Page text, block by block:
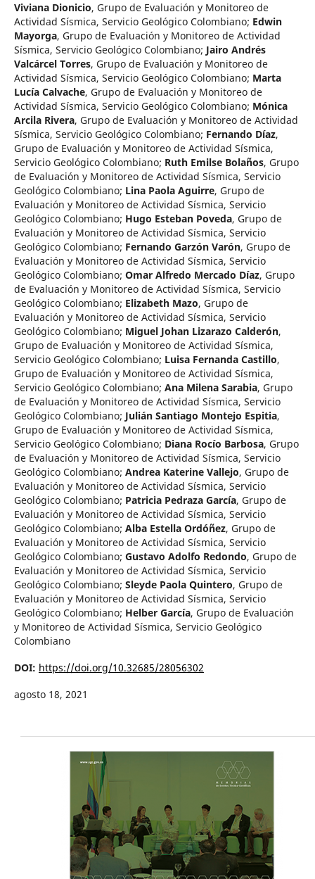
Viviana Dionicio, Grupo de Evaluación y Monitoreo de
Actividad Sísmica, Servicio Geológico Colombiano; Edwin
Mayorga, Grupo de Evaluación y Monitoreo de Actividad
Sísmica, Servicio Geológico Colombiano; Jairo Andrés
Valcárcel Torres, Grupo de Evaluación y Monitoreo de
Actividad Sísmica, Servicio Geológico Colombiano; Marta
Lucía Calvache, Grupo de Evaluación y Monitoreo de
Actividad Sísmica, Servicio Geológico Colombiano; Mónica
Arcila Rivera, Grupo de Evaluación y Monitoreo de Actividad
Sísmica, Servicio Geológico Colombiano; Fernando Díaz,
Grupo de Evaluación y Monitoreo de Actividad Sísmica,
Servicio Geológico Colombiano; Ruth Emilse Bolaños, Grupo
de Evaluación y Monitoreo de Actividad Sísmica, Servicio
Geológico Colombiano; Lina Paola Aguirre, Grupo de
Evaluación y Monitoreo de Actividad Sísmica, Servicio
Geológico Colombiano; Hugo Esteban Poveda, Grupo de
Evaluación y Monitoreo de Actividad Sísmica, Servicio
Geológico Colombiano; Fernando Garzón Varón, Grupo de
Evaluación y Monitoreo de Actividad Sísmica, Servicio
Geológico Colombiano; Omar Alfredo Mercado Díaz, Grupo
de Evaluación y Monitoreo de Actividad Sísmica, Servicio
Geológico Colombiano; Elizabeth Mazo, Grupo de
Evaluación y Monitoreo de Actividad Sísmica, Servicio
Geológico Colombiano; Miguel Johan Lizarazo Calderón,
Grupo de Evaluación y Monitoreo de Actividad Sísmica,
Servicio Geológico Colombiano; Luisa Fernanda Castillo,
Grupo de Evaluación y Monitoreo de Actividad Sísmica,
Servicio Geológico Colombiano; Ana Milena Sarabia, Grupo
de Evaluación y Monitoreo de Actividad Sísmica, Servicio
Geológico Colombiano; Julián Santiago Montejo Espitia,
Grupo de Evaluación y Monitoreo de Actividad Sísmica,
Servicio Geológico Colombiano; Diana Rocío Barbosa, Grupo
de Evaluación y Monitoreo de Actividad Sísmica, Servicio
Geológico Colombiano; Andrea Katerine Vallejo, Grupo de
Evaluación y Monitoreo de Actividad Sísmica, Servicio
Geológico Colombiano; Patricia Pedraza García, Grupo de
Evaluación y Monitoreo de Actividad Sísmica, Servicio
Geológico Colombiano; Alba Estella Ordóñez, Grupo de
Evaluación y Monitoreo de Actividad Sísmica, Servicio
Geológico Colombiano; Gustavo Adolfo Redondo, Grupo de
Evaluación y Monitoreo de Actividad Sísmica, Servicio
Geológico Colombiano; Sleyde Paola Quintero, Grupo de
Evaluación y Monitoreo de Actividad Sísmica, Servicio
Geológico Colombiano; Helber García, Grupo de Evaluación
y Monitoreo de Actividad Sísmica, Servicio Geológico
Colombiano
DOI: https://doi.org/10.32685/28056302
agosto 18, 2021